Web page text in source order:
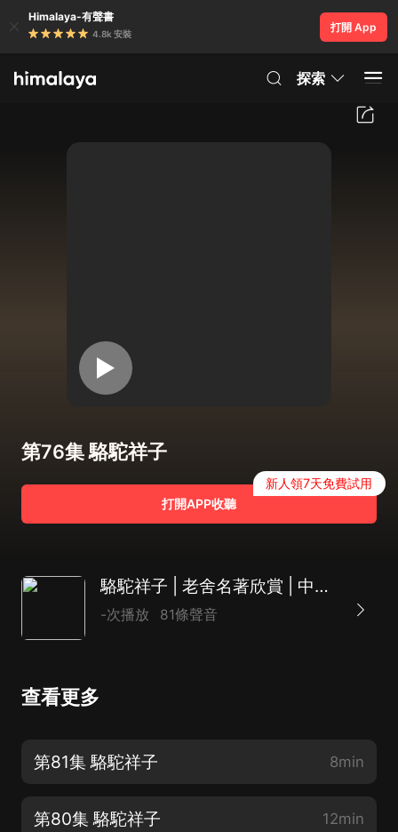
Himalaya-有聲書
4.8k 安裝
打開 App
探索
第76集 駱駝祥子
打開APP收聽
新人領7天免費試用
駱駝祥子 | 老舍名著欣賞 | 中學生名著助讀
-次播放 81條聲音
查看更多
第81集 駱駝祥子 8min
第80集 駱駝祥子 12min